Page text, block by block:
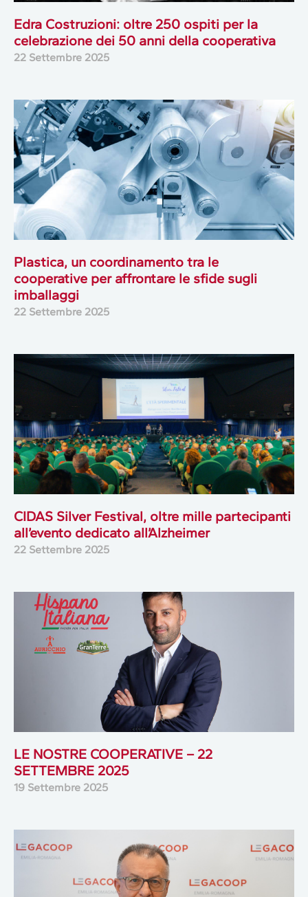
Edra Costruzioni: oltre 250 ospiti per la
celebrazione dei 50 anni della cooperativa
22 Settembre 2025
Plastica, un coordinamento tra le
cooperative per affrontare le sfide sugli
imballaggi
22 Settembre 2025
CIDAS Silver Festival, oltre mille partecipanti
all’evento dedicato all’Alzheimer
22 Settembre 2025
LE NOSTRE COOPERATIVE – 22
SETTEMBRE 2025
19 Settembre 2025